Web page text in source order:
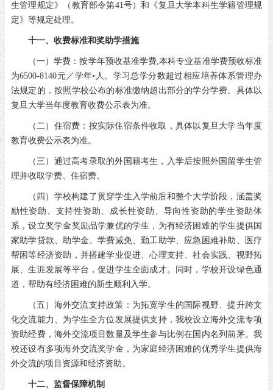
生管理规定》（教育部令第41号）和《复旦大学本科生学籍管理规
定》等规定处理。
十一、收费标准和奖助学措施
（一）学费：按学年预收基准学费,本科专业基准学费预收标准
为6500-8140元／学年•人。学习总学分数超过相应培养体系管理办
法规定的，按照学校公布的标准缴纳超出部分的学分学费。具体以
复旦大学当年度教育收费公示表为准。
（二）住宿费：按实际住宿条件收取，具体以复旦大学当年度
教育收费公示表为准。
（三）通过高考录取的外国籍考生，入学后按照外国留学生管
理并收取学费、住宿费。
（四）学校构建了贯穿学生入学前后和整个大学阶段，涵盖奖
励性资助、支持性资助、成长性资助、导向性资助的学生资助体
系，设立奖学金奖励品学兼优的学生，为有经济困难的学生提供国
家助学贷款、助学金、学费减免、勤工助学、应急困难补助、医疗
帮困等经济资助，并搭建学业促进、心理支持、社会实践、视野拓
展、生涯发展等平台，促进学生全面成才。同时，学校开设绿色通
道，帮助有经济困难的新生顺利入学。
（五）海外交流支持政策：为拓宽学生的国际视野、提升跨文
化交流能力、为学生全方位发展提供支持，我校设立海外交流专项
资助经费，海外交流项目数量及学生参与比例在国内名列前茅。我
校还设有多项海外交流奖学金，为家庭经济困难的优秀学生提供海
外交流的项目资源和经济资助。
十二、监督保障机制